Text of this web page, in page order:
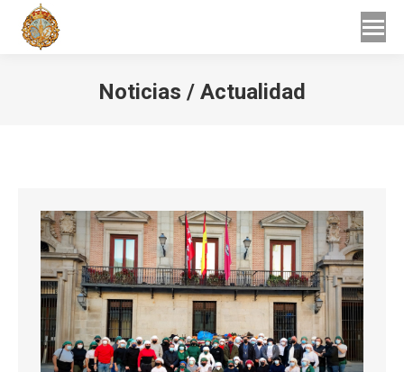
Noticias / Actualidad